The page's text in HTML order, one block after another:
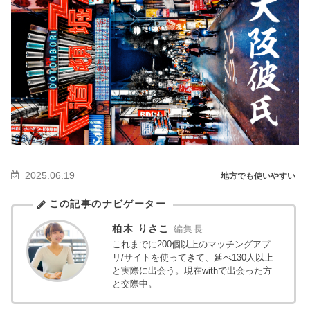
地方でも使いやすい
2025.06.19
この記事のナビゲーター
柏木 りさこ
編集長
これまでに200個以上のマッチングアプ
リ/サイトを使ってきて、延べ130人以上
と実際に出会う。現在withで出会った方
と交際中。